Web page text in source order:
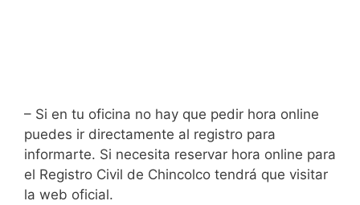
– Si en tu oficina no hay que pedir hora online
puedes ir directamente al registro para
informarte. Si necesita reservar hora online para
el Registro Civil de Chincolco tendrá que visitar
la web oficial.